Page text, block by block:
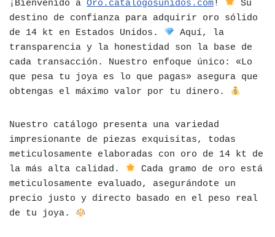
¡Bienvenido a Oro.catalogosunidos.com!
Su
destino de confianza para adquirir oro sólido
de 14 kt en Estados Unidos.
Aquí, la
transparencia y la honestidad son la base de
cada transacción. Nuestro enfoque único: «Lo
que pesa tu joya es lo que pagas» asegura que
obtengas el máximo valor por tu dinero.
Nuestro catálogo presenta una variedad
impresionante de piezas exquisitas, todas
meticulosamente elaboradas con oro de 14 kt de
la más alta calidad.
Cada gramo de oro está
meticulosamente evaluado, asegurándote un
precio justo y directo basado en el peso real
de tu joya.